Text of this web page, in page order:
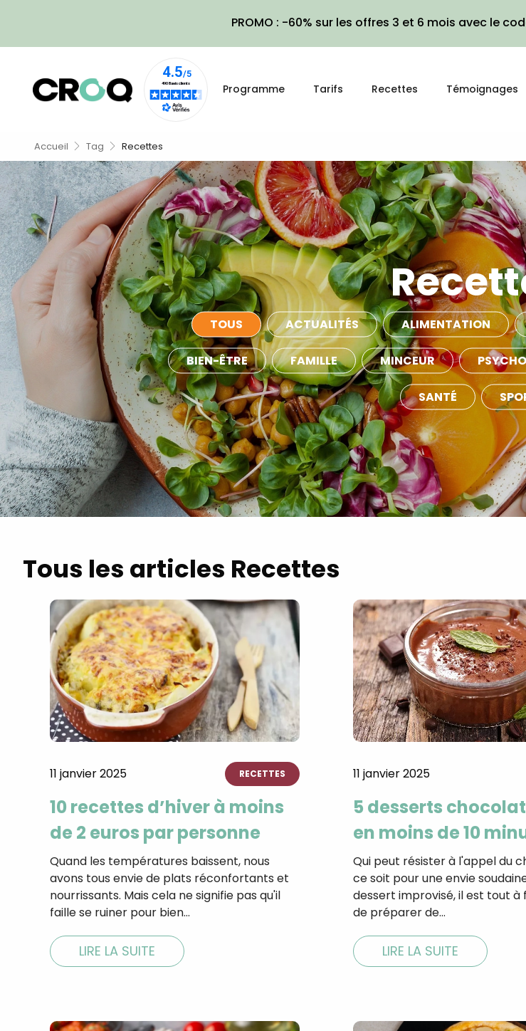
PROMO : -60% sur les offres 3 et 6 mois avec le
Programme Tarifs Recettes Témoignages
Accueil Tag Recettes
TOUS ACTUALITÉS ALIMENTATION
BIEN-ÊTRE FAMILLE MINCEUR
SANTÉ
Tous les articles Recettes
11 janvier 2025 RECETTES
10 recettes d’hiver à moins
de 2 euros par personne
Quand les températures baissent, nous
avons tous envie de plats réconfortants et
nourrissants. Mais cela ne signifie pas qu'il
faille se ruiner pour bien…
LIRE LA SUITE
11 janvier 2025
5 desserts
en moins de 10
Qui peut résister à l'appel du
ce soit pour une envie
dessert improvisé, il est tout à
de préparer de…
LIRE LA SUITE